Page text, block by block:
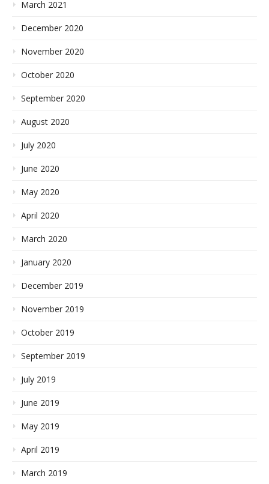
March 2021
December 2020
November 2020
October 2020
September 2020
August 2020
July 2020
June 2020
May 2020
April 2020
March 2020
January 2020
December 2019
November 2019
October 2019
September 2019
July 2019
June 2019
May 2019
April 2019
March 2019